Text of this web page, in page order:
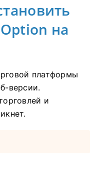
на
платформы
версии.
и